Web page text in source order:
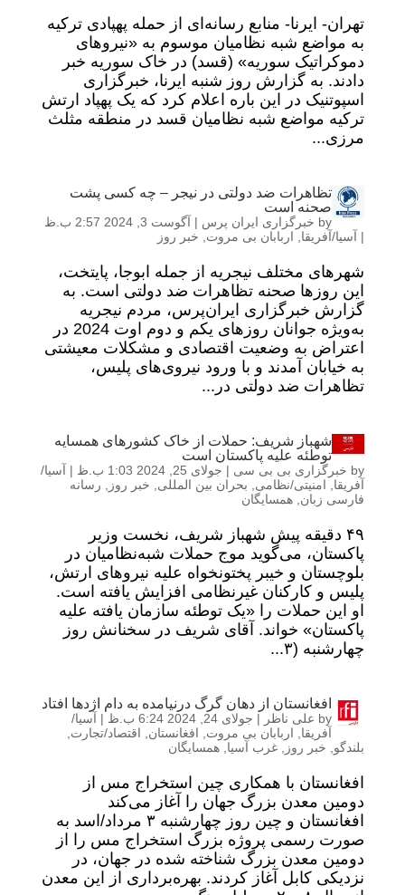
تهران- ایرنا- منابع رسانه‌ای از حمله پهپادی ترکیه
به مواضع شبه نظامیان موسوم به «نیروهای
دموکراتیک سوریه» (قسد) در خاک سوریه خبر
دادند. به گزارش روز شنبه ایرنا، خبرگزاری
اسپوتنیک در این باره اعلام کرد که یک پهپاد ارتش
ترکیه مواضع شبه نظامیان قسد در منطقه مثلث
مرزی...
تظاهرات ضد دولتی در نیجر – چه کسی پشت
صحنه است
by خبرگزاری ایران پرس | آگوست 3, 2024 2:57 ب.ظ
| آسیا/آفریقا اربابان بی مروت خبر روز
شهرهای مختلف نیجریه از جمله ابوجا، پایتخت،
این روزها صحنه تظاهرات ضد دولتی است. به
گزارش خبرگزاری ایران‌پرس، مردم نیجریه
به‌ویژه جوانان روزهای یکم و دوم اوت 2024 در
اعتراض به وضعیت اقتصادی و مشکلات معیشتی
به خیابان آمدند و با ورود نیروی‌های پلیس،
تظاهرات ضد دولتی در...
شهباز شریف: حملات از خاک کشورهای همسایه
توطئه علیه پاکستان است
by خبرگزاری بی بی سی | جولای 25, 2024 1:03 ب.ظ | آسیا/
آفریقا
امنیتی/نظامی بحران بین المللی خبر روز
رسانه
فارسی زبان همسایگان
۴۹ دقیقه پیش شهباز شریف، نخست وزیر
پاکستان، می‌گوید موج حملات شبه‌نظامیان در
بلوچستان و خیبر پختونخواه علیه نیروهای ارتش،
پلیس و کارکنان غیرنظامی افزایش یافته است.
او این حملات را «یک توطئه سازمان یافته علیه
پاکستان» خواند. آقای شریف در سخنانش روز
چهارشنبه (۳...
افغانستان از دهان گرگ درنیامده به دام اژدها افتاد
by علی ناظر | جولای 24, 2024 6:24 ب.ظ | آسیا/
آفریقا
اربابان بی مروت افغانستان اقتصاد/تجارت
بلندگو
خبر روز غرب آسیا همسایگان
افغانستان با همکاری چین استخراج مس از
دومین معدن بزرگ جهان را آغاز می‌کند
افغانستان و چین روز چهارشنبه ۳ مرداد/اسد به
صورت رسمی پروژه بزرگ استخراج مس را از
دومین معدن بزرگ شناخته شده در جهان، در
نزدیکی کابل آغاز کردند. بهره‌برداری از این معدن